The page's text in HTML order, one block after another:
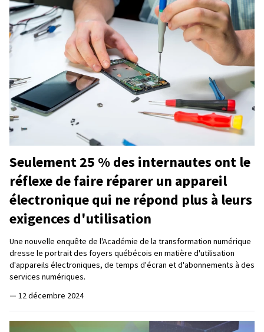
Seulement 25 % des internautes ont le
réflexe de faire réparer un appareil
électronique qui ne répond plus à leurs
exigences d'utilisation
Une nouvelle enquête de l'Académie de la transformation numérique
dresse le portrait des foyers québécois en matière d'utilisation
d'appareils électroniques, de temps d'écran et d'abonnements à des
services numériques.
— 12 décembre 2024